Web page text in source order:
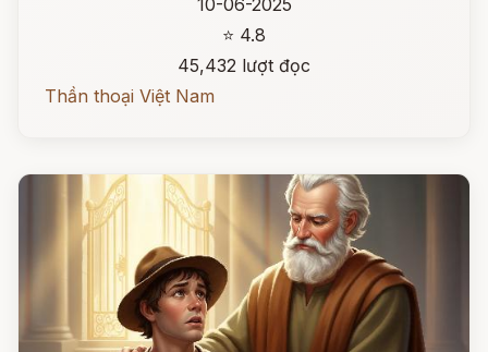
10-06-2025
⭐ 4.8
45,432 lượt đọc
Thần thoại Việt Nam